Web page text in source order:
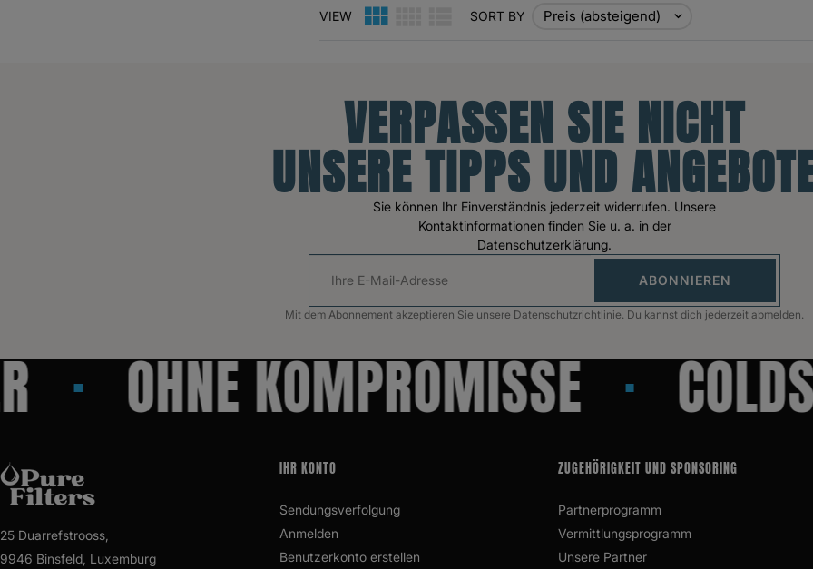
VIEW SORT BY Preis (absteigend) 
VERPASSEN SIE NICHT
UNSERE TIPPS UND
Sie können Ihr Einverständnis jederzeit widerrufen. Unsere
Kontaktinformationen finden Sie u. a. in der
Datenschutzerklärung.
ABONNIEREN
Mit dem Abonnement akzeptieren Sie unsere Datenschutzrichtlinie. Du kannst dich jederzeit abmelden.
OHNE KOMPROMISSE
25 Duarrefstrooss,
9946 Binsfeld, Luxemburg
IHR KONTO
Sendungsverfolgung
Anmelden
Benutzerkonto erstellen
ZUGEHÖRIGKEIT UND SPONSORING
Partnerprogramm
Vermittlungsprogramm
Unsere Partner